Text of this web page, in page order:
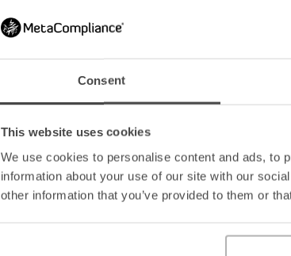
Consent
This website uses cookies
We use cookies to personalise content and ads, to
information about your use of our site with our
other information that you’ve provided to them or